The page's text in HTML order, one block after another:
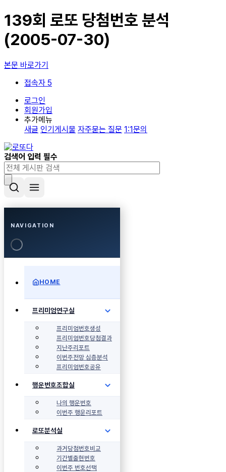
139회 로또 당첨번호 분석
(2005-07-30)
본문 바로가기
접속자 5
로그인
회원가입
추가메뉴
새글 인기게시물 자주묻는 질문 1:1문의
검색어 입력 필수
NAVIGATION
HOME
프리미엄연구실
프리미엄번호생성
프리미엄번호당첨결과
지난주리포트
이번주전망 심층분석
프리미엄번호공유
행운번호조합실
나의 행운번호
이번주 행운리포트
로또분석실
과거당첨번호비교
기간별출현번호
이번주 번호선택